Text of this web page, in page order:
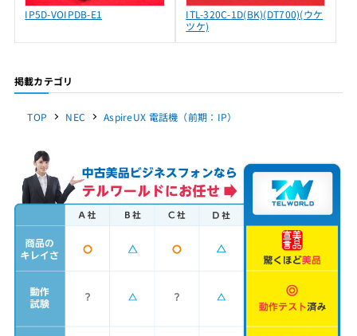
IP5D-VOIPDB-E1
ITL-320C-1D(BK)(DT700)(ウケ
ツケ)
掲載カテゴリ
TOP NEC AspireUX 電話機（前期：IP）